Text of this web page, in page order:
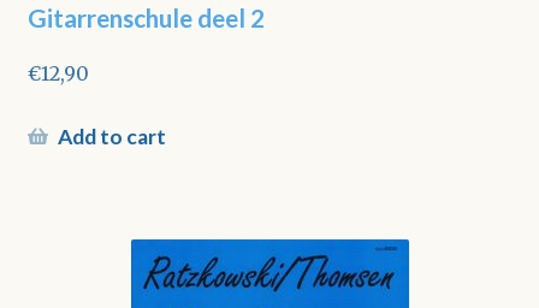
Gitarrenschule deel 2
€12,90
Add to cart